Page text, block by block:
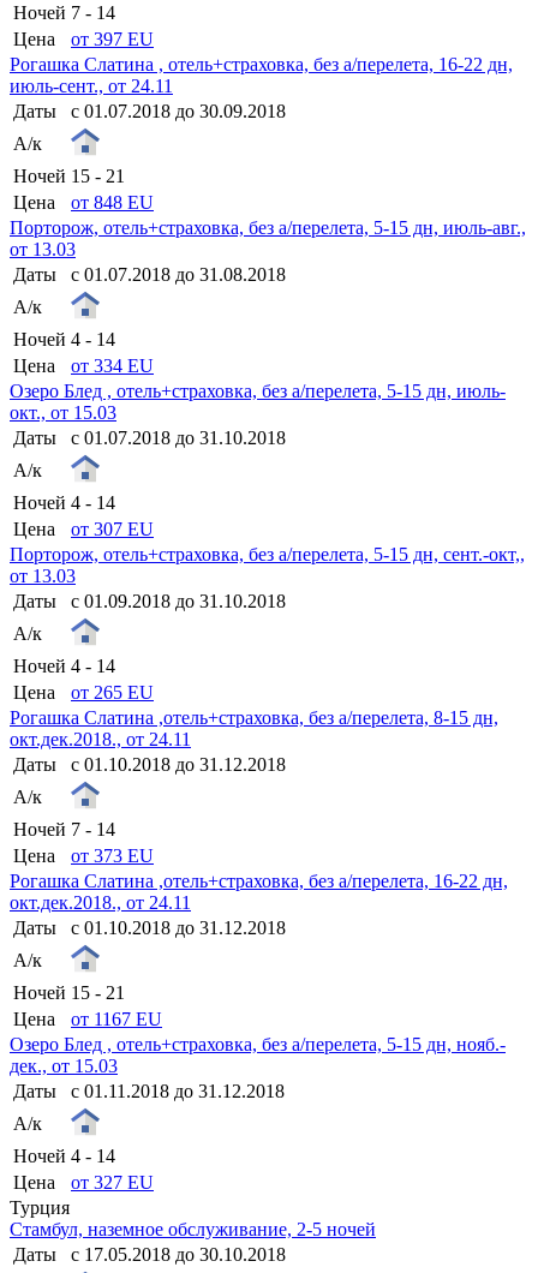
Ночей 7 - 14
Цена
от 397 EU
Рогашка Слатина , отель+страховка, без а/перелета, 16-22 дн,
июль-сент., от 24.11
Даты
с 01.07.2018 до 30.09.2018
А/к
Ночей 15 - 21
Цена
от 848 EU
Порторож, отель+страховка, без а/перелета, 5-15 дн, июль-авг.,
от 13.03
Даты
с 01.07.2018 до 31.08.2018
А/к
Ночей 4 - 14
Цена
от 334 EU
Озеро Блед , отель+страховка, без а/перелета, 5-15 дн, июль-
окт., от 15.03
Даты
с 01.07.2018 до 31.10.2018
А/к
Ночей 4 - 14
Цена
от 307 EU
Порторож, отель+страховка, без а/перелета, 5-15 дн, сент.-окт,,
от 13.03
Даты
с 01.09.2018 до 31.10.2018
А/к
Ночей 4 - 14
Цена
от 265 EU
Рогашка Слатина ,отель+страховка, без а/перелета, 8-15 дн,
окт.дек.2018., от 24.11
Даты
с 01.10.2018 до 31.12.2018
А/к
Ночей 7 - 14
Цена
от 373 EU
Рогашка Слатина ,отель+страховка, без а/перелета, 16-22 дн,
окт.дек.2018., от 24.11
Даты
с 01.10.2018 до 31.12.2018
А/к
Ночей 15 - 21
Цена
от 1167 EU
Озеро Блед , отель+страховка, без а/перелета, 5-15 дн, нояб.-
дек., от 15.03
Даты
с 01.11.2018 до 31.12.2018
А/к
Ночей 4 - 14
Цена
от 327 EU
Турция
Стамбул, наземное обслуживание, 2-5 ночей
Даты
с 17.05.2018 до 30.10.2018